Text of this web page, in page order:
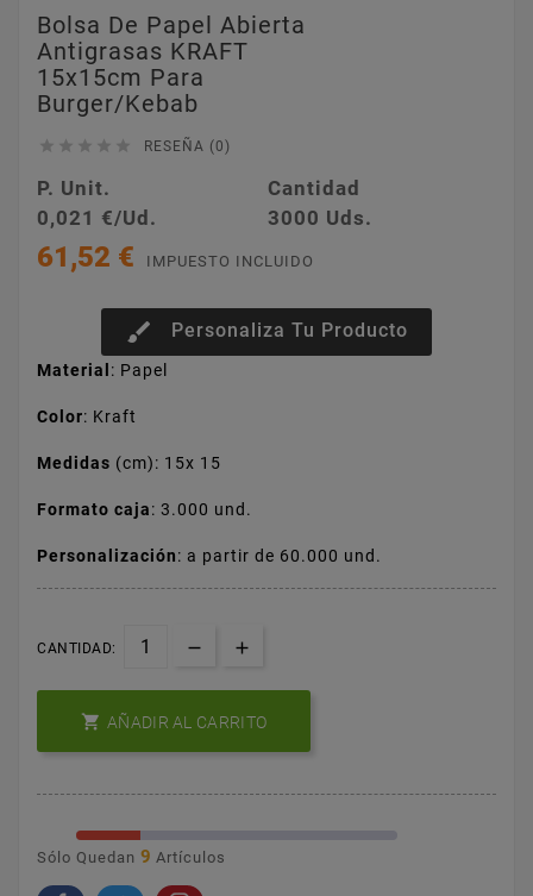
Bolsa De Papel Abierta
Antigrasas KRAFT
15x15cm Para
Burger/kebab
     RESEÑA (0)
P. Unit.
Cantidad
0,021 €/Ud.
3000 Uds.
61,52 € IMPUESTO INCLUIDO
brush Personaliza Tu Producto
Material : Papel
Color: Kraft
Medidas (cm): 15x 15
Formato caja: 3.000 und.
Personalización: a partir de 60.000 und.
CANTIDAD:
 AÑADIR AL CARRITO
Sólo Quedan 9 Artículos